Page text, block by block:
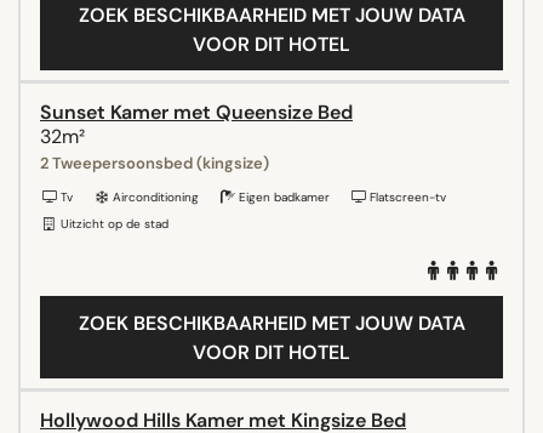
ZOEK BESCHIKBAARHEID MET JOUW DATA
VOOR DIT HOTEL
Sunset Kamer met Queensize Bed
32m²
2 Tweepersoonsbed (kingsize)
Tv Airconditioning Eigen badkamer
Flatscreen-tv
Uitzicht op de stad
ZOEK BESCHIKBAARHEID MET JOUW DATA
VOOR DIT HOTEL
Hollywood Hills Kamer met Kingsize Bed